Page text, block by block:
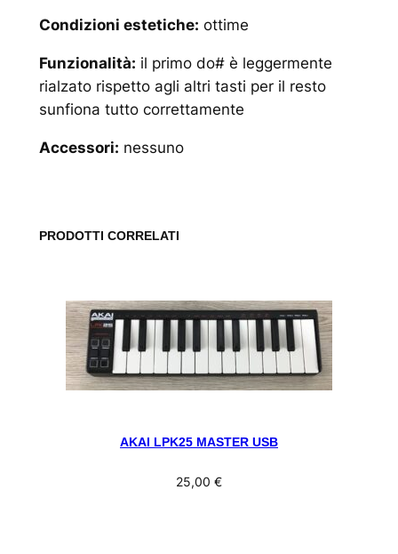
Condizioni estetiche: ottime
Funzionalità: il primo do# è leggermente
rialzato rispetto agli altri tasti per il resto
sunfiona tutto correttamente
Accessori: nessuno
PRODOTTI CORRELATI
AKAI LPK25 MASTER USB
25,00 €